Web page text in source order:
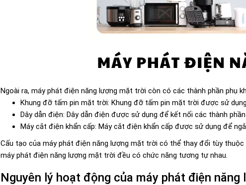
Ngoài ra, máy phát điện năng lượng mặt trời còn có các thành phần phụ
Khung đỡ tấm pin mặt trời: Khung đỡ tấm pin mặt trời được sử
Dây dẫn điện: Dây dẫn điện được sử dụng để kết nối các thành
Máy cắt điện khẩn cấp: Máy cắt điện khẩn cấp được sử dụng để
Cấu tạo của máy phát điện năng lượng mặt trời có thể thay đổi tùy
máy phát điện năng lượng mặt trời đều có chức năng tương tự nhau.
Nguyên lý hoạt động của máy phát điện năng